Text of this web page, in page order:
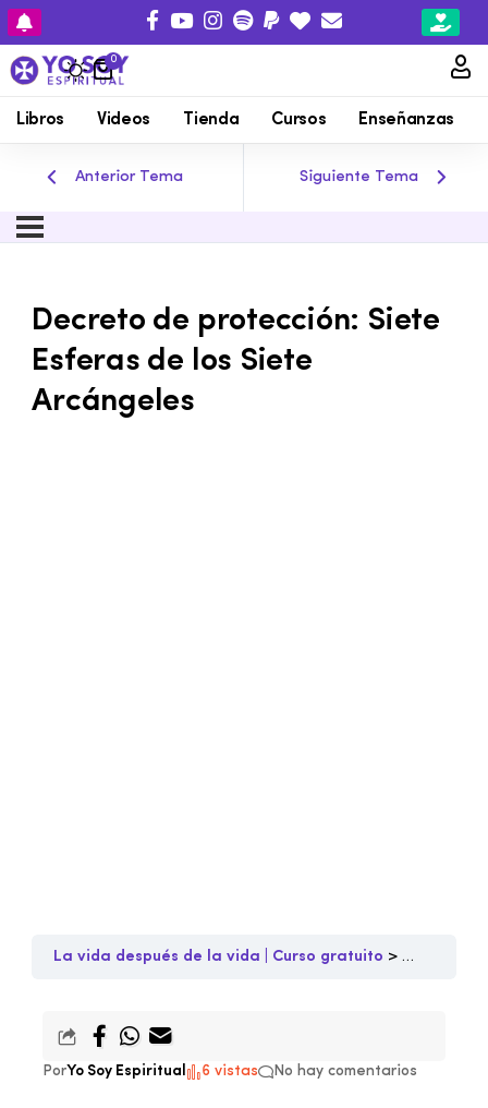
0
Libros Videos Tienda Cursos Enseñanzas
Anterior Tema Siguiente Tema
Decreto de protección: Siete
Esferas de los Siete
Arcángeles
La vida después de la vida | Curso gratuito Prácticas
PorYo Soy Espiritual 6 vistas No hay comentarios